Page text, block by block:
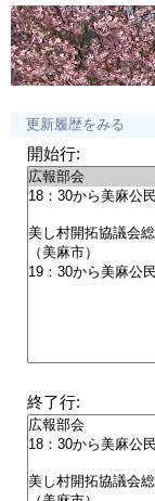
更新履歴をみる
開始行:
終了行: